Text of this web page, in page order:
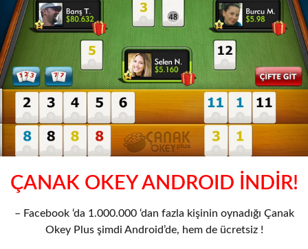
o
ÇANAK OKEY ANDROID İNDİR!
– Facebook ‘da 1.000.000 ‘dan fazla kişinin oynadığı Çanak
Okey Plus şimdi Android’de, hem de ücretsiz !